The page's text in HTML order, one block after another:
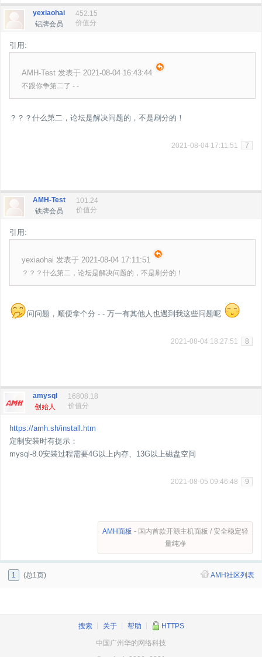
yexiaohai
铝牌会员
452.15
价值分
引用:
AMH-Test 发表于 2021-08-04 16:43:44
不跟你争第二了 - -
？？？什么第二，论坛是解决问题的，不是刷分的！
2021-08-04 17:11:51 7
AMH-Test
铁牌会员
101.24
价值分
引用:
yexiaohai 发表于 2021-08-04 17:11:51
？？？什么第二，论坛是解决问题的，不是刷分的！
问问题，顺便拿个分 - - 万一有其他人也遇到我这些问题呢
2021-08-04 18:27:51 8
amysql
创始人
16808.18
价值分
https://amh.sh/install.htm
定制安装时有提示：
mysql-8.0安装过程需要4G以上内存、13G以上磁盘空间
2021-08-05 09:46:48 9
AMH面板 - 国内首款开源主机面板 / 安全稳定轻
量纯净
1 (总1页) AMH社区列表
搜索┊ 关于┊ 帮助 HTTPS
中国广州华的网络科技